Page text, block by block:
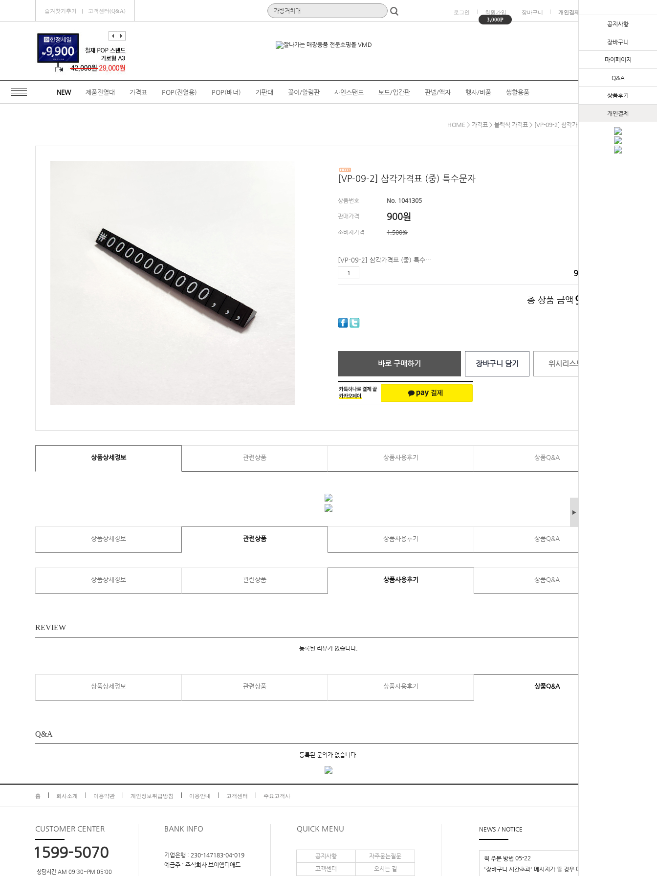
▶
공지사항
장바구니
마이페이지
Q&A
상품후기
개인결제
즐겨찾기추가 ㅣ 고객센터(Q&A) 로그인
회원가입
3,000P
장바구니 개인결제
NEW 제품진열대 가격표 POP(진열용) POP(배너) 가판대 꽂이/알림판 사인스탠드 보드/입간판 판넬/액자 행사/비품 생활용품
HOME > 가격표 > 블럭식 가격표 > [VP-09-2] 삼각가격표 (중) 특수문자
[VP-09-2] 삼각가격표 (중) 특수문자
상품번호 No. 1041305
판매가격 900원
소비자가격 1,500원
[VP-09-2] 삼각가격표 (중) 특수문자
900
총 상품 금액 900
바로 구매하기 장바구니 담기 위시리스트
상품상세정보 관련상품 상품사용후기 상품Q&A
상품상세정보 관련상품 상품사용후기 상품Q&A
상품상세정보 관련상품 상품사용후기 상품Q&A
REVIEW
등록된 리뷰가 없습니다.
상품상세정보 관련상품 상품사용후기 상품Q&A
Q&A
등록된 문의가 없습니다.
홈 회사소개 이용약관 개인정보취급방침 이용안내 고객센터 주요고객사
CUSTOMER CENTER
1599-5070
상담시간 AM 09:30~PM 05:00
BANK INFO
기업은행 : 230-147183-04-019
예금주 : 주식회사 브이엠디애드
QUICK MENU
공지사항
자주묻는질문
고객센터
오시는 길
NEWS / NOTICE
퀵 주문 방법 05-22
'장바구니 시간초과' 메시지가 뜰 경우 03-29